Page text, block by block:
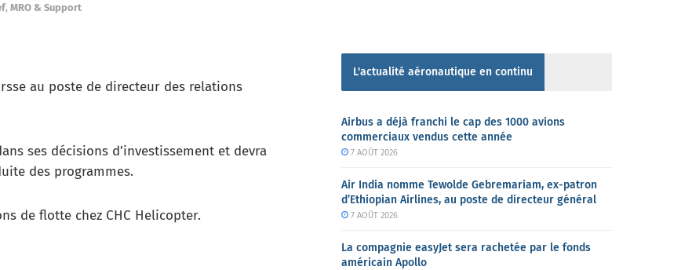
, MRO & Support
au poste de directeur des relations
ses décisions d’investissement et devra
des programmes.
de flotte chez CHC Helicopter.
L'actualité aéronautique en continu
Airbus a déjà franchi le cap des 1000 avions
commerciaux vendus cette année
7 AOÛT 2026
Air India nomme Tewolde Gebremariam, ex-patron
d’Ethiopian Airlines, au poste de directeur général
7 AOÛT 2026
La compagnie easyJet sera rachetée par le fonds
américain Apollo